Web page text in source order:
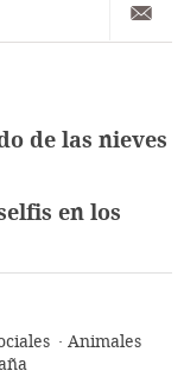
de las nieves
en los
Animales